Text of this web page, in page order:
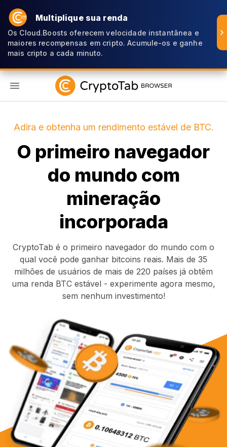
Multiplique sua renda
Os Cloud.Boosts oferecem velocidade instantânea e
maiores recompensas em cripto. Acumule-os e ganhe
mais cripto a cada minuto.
Adira e obtenha um rendimento estável de BTC.
O primeiro navegador
do mundo com
mineração
incorporada
CryptoTab é o primeiro navegador do mundo com o
qual você pode ganhar bitcoins reais. Mais de 35
milhões de usuários de mais de 220 países já obtêm
uma renda BTC estável - experimente agora mesmo,
sem nenhum investimento!